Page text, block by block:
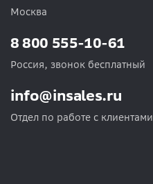
Москва
info@insales.ru
Отдел по работе с клиентами
8 800 555-10-61
Россия, звонок бесплатный